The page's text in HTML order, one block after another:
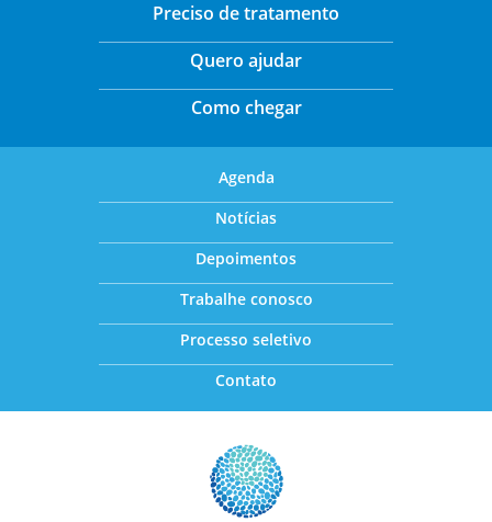
Preciso de tratamento
Quero ajudar
Como chegar
Agenda
Notícias
Depoimentos
Trabalhe conosco
Processo seletivo
Contato